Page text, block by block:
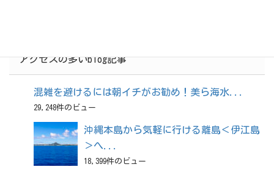
アクセスの多いblog記事
混雑を避けるには朝イチがお勧め！美ら海水...
29,248件のビュー
沖縄本島から気軽に行ける離島＜伊江島
＞へ...
18,399件のビュー